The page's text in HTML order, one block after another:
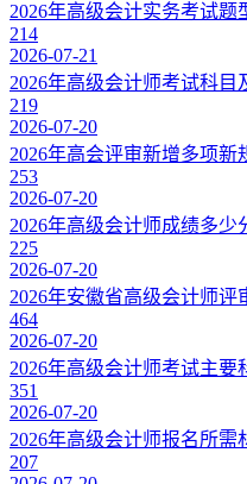
2026年高级会计实务考试题
214
2026-07-21
2026年高级会计师考试科目
219
2026-07-20
2026年高会评审新增多项新
253
2026-07-20
2026年高级会计师成绩多少
225
2026-07-20
2026年安徽省高级会计师
464
2026-07-20
2026年高级会计师考试主要
351
2026-07-20
2026年高级会计师报名所需
207